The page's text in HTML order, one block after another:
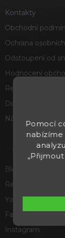
Pomocí
nabízíme
Kontakty
Obchodní
Ochrana
Odstoupení od
Hodnocení
Reklamace a
Doprava a platba
Náš příběh
UŽITEČNÉ
Blog
Recenze a
Youtube
Facebook
Instagram